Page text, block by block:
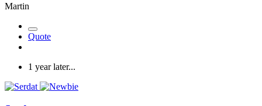
Martin
Quote
1 year later...